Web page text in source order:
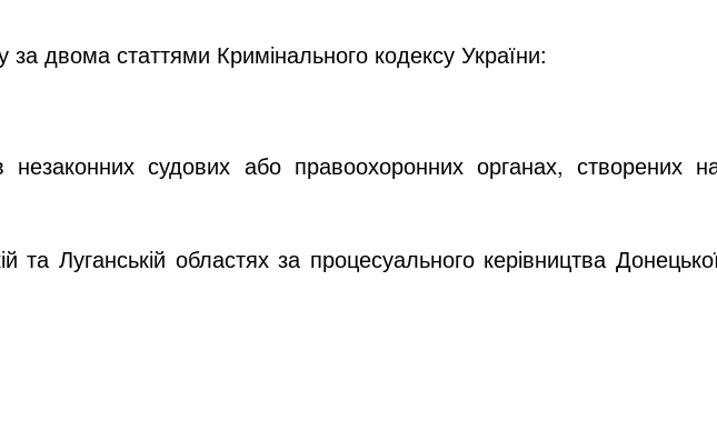
за двома статтями Кримінального кодексу України:
судових або правоохоронних органах, створених
Луганській областях за процесуального керівництва